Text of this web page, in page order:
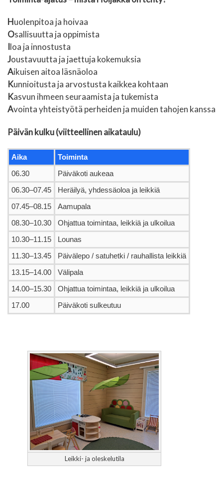
Huolenpitoa ja hoivaa
Osallisuutta ja oppimista
Iloa ja innostusta
Joustavuutta ja jaettuja kokemuksia
Aikuisen aitoa läsnäoloa
Kunnioitusta ja arvostusta kaikkea kohtaan
Kasvun ihmeen seuraamista ja tukemista
Avointa yhteistyötä perheiden ja muiden tahojen kanssa
Päivän kulku (viitteellinen aikataulu)
Aika Toiminta
06.30 Päiväkoti aukeaa
06.30–07.45 Heräilyä, yhdessäoloa ja leikkiä
07.45–08.15 Aamupala
08.30–10.30 Ohjattua toimintaa, leikkiä ja ulkoilua
10.30–11.15 Lounas
11.30–13.45 Päivälepo / satuhetki / rauhallista leikkiä
13.15–14.00 Välipala
14.00–15.30 Ohjattua toimintaa, leikkiä ja ulkoilua
17.00 Päiväkoti sulkeutuu
Leikki- ja oleskelutila